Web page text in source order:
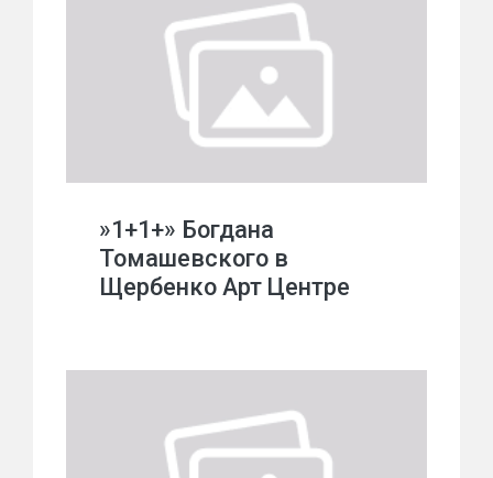
»1+1+» Богдана
Томашевского в
Щербенко Арт Центре